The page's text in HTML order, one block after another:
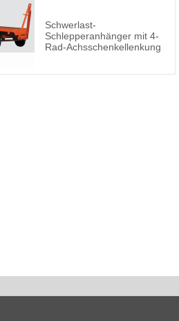
Schwerlast-
Schlepperanhänger mit 4-
Rad-Achsschenkellenkung